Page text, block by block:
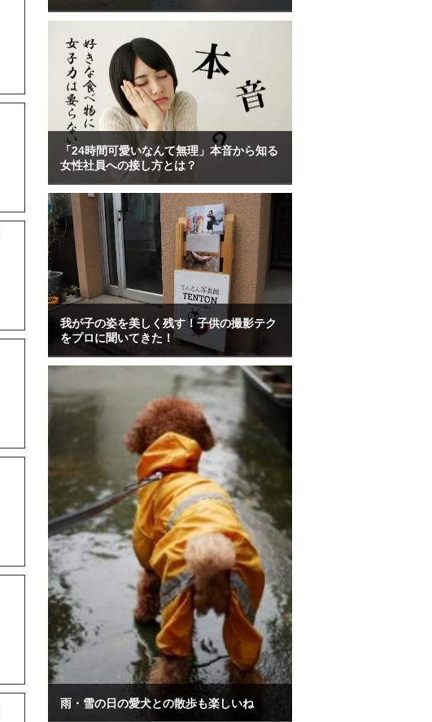
「24時間可愛いなんて無理」本音から知る
女性社員への接し方とは？
我が子の姿を美しく残す！子供の撮影テク
をプロに聞いてきた！
雨・雪の日の愛犬との散歩も楽しいね